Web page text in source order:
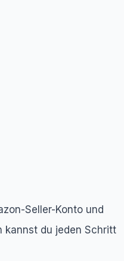
Seller-Konto und
du jeden Schritt